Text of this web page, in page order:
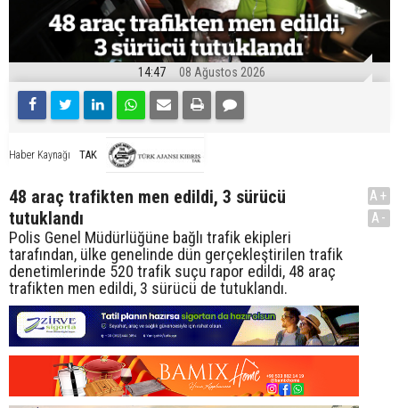
14:47 08 Ağustos 2026
Haber Kaynağı TAK
48 araç trafikten men edildi, 3 sürücü
tutuklandı
Polis Genel Müdürlüğüne bağlı trafik ekipleri
tarafından, ülke genelinde dün gerçekleştirilen trafik
denetimlerinde 520 trafik suçu rapor edildi, 48 araç
trafikten men edildi, 3 sürücü de tutuklandı.
A+
A-